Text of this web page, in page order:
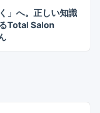
」へ。正しい知識
Total Salon